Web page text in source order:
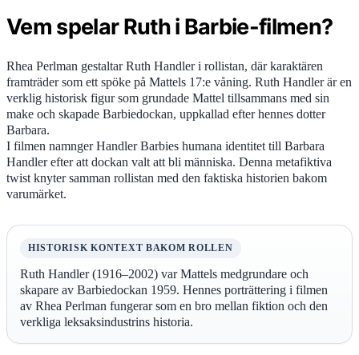
Vem spelar Ruth i Barbie-filmen?
Rhea Perlman gestaltar Ruth Handler i rollistan, där karaktären
framträder som ett spöke på Mattels 17:e våning. Ruth Handler är en
verklig historisk figur som grundade Mattel tillsammans med sin
make och skapade Barbiedockan, uppkallad efter hennes dotter
Barbara.
I filmen namnger Handler Barbies humana identitet till Barbara
Handler efter att dockan valt att bli människa. Denna metafiktiva
twist knyter samman rollistan med den faktiska historien bakom
varumärket.
HISTORISK KONTEXT BAKOM ROLLEN
Ruth Handler (1916–2002) var Mattels medgrundare och
skapare av Barbiedockan 1959. Hennes porträttering i filmen
av Rhea Perlman fungerar som en bro mellan fiktion och den
verkliga leksaksindustrins historia.